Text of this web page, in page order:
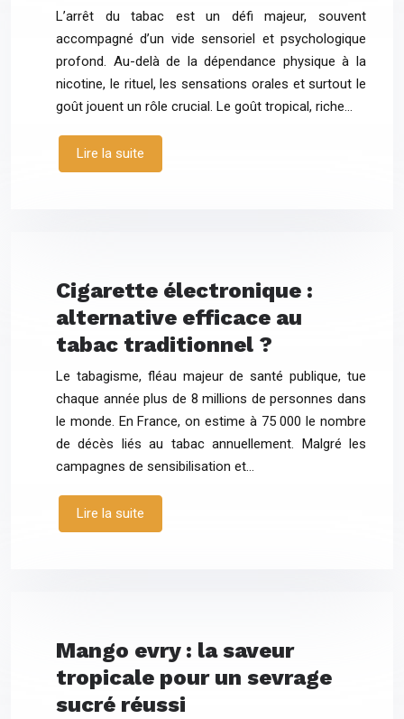
L’arrêt du tabac est un défi majeur, souvent
accompagné d’un vide sensoriel et psychologique
profond. Au-delà de la dépendance physique à la
nicotine, le rituel, les sensations orales et surtout le
goût jouent un rôle crucial. Le goût tropical, riche…
Lire la suite
Cigarette électronique :
alternative efficace au
tabac traditionnel ?
Le tabagisme, fléau majeur de santé publique, tue
chaque année plus de 8 millions de personnes dans
le monde. En France, on estime à 75 000 le nombre
de décès liés au tabac annuellement. Malgré les
campagnes de sensibilisation et…
Lire la suite
Mango evry : la saveur
tropicale pour un sevrage
sucré réussi